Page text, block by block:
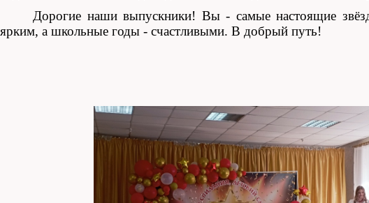
Дорогие наши выпускники! Вы - самые настоящие
ярким, а школьные годы - счастливыми. В добрый путь!